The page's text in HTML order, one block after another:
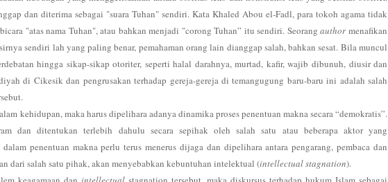
dan diterima sebagai "suara Tuhan" sendiri. Kata Khaled Abou el-Fadl, para tokoh agama tidak
"atas nama Tuhan", atau bahkan menjadi "corong Tuhan” itu sendiri. Seorangauthormenafikan
sendiri lah yang paling benar, pemahaman orang lain dianggap salah, bahkan sesat. Bila muncul
hingga sikap-sikap otoriter, seperti halal darahnya, murtad, kafir, wajib dibunuh, diusir dan
di Cikesik dan pengrusakan terhadap gereja-gereja di temangugung baru-baru ini adalah salah
kehidupan, maka harus dipelihara adanya dinamika proses penentuan makna secara “demokratis”.
dan ditentukan terlebih dahulu secara sepihak oleh salah satu atau beberapa aktor yang
penentuan makna perlu terus menerus dijaga dan dipelihara antara pengarang, pembaca dan
dari salah satu pihak, akan menyebabkan kebuntuhan intelektual (intellectual stagnation).